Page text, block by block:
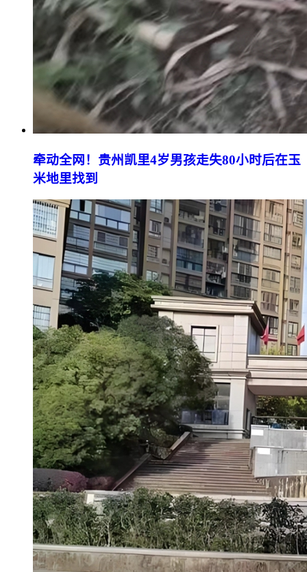
牵动全网！贵州凯里4岁男孩走失80小时后在玉
米地里找到